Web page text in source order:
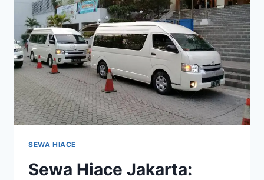
SEWA HIACE
Sewa Hiace Jakarta: